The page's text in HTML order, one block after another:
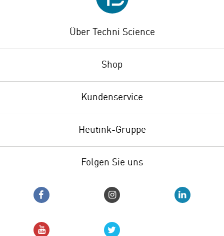
Über Techni Science
Shop
Kundenservice
Heutink-Gruppe
Folgen Sie uns